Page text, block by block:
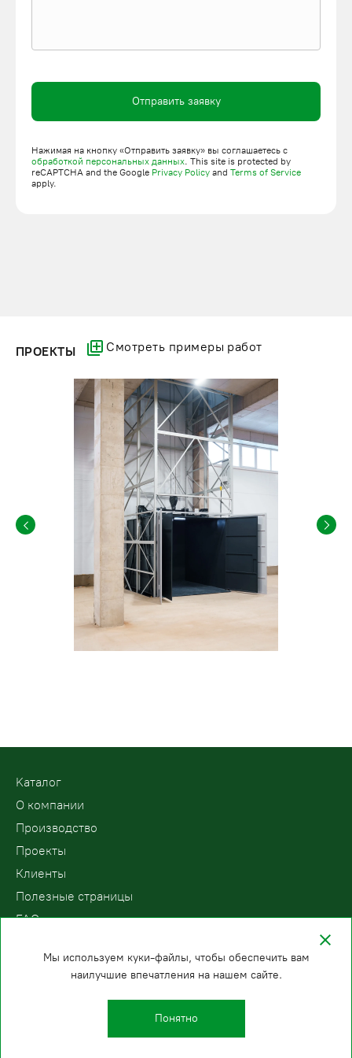
Отправить заявку
Нажимая на кнопку «Отправить заявку» вы соглашаетесь с
обработкой персональных данных. This site is protected by
reCAPTCHA and the Google Privacy Policy and Terms of Service
apply.
ПРОЕКТЫ Смотреть примеры работ
Kаталог
О компании
Производство
Проекты
Клиенты
Полезные страницы
FAQ
8 (800) 200-78-15
E-mail:
Мы используем куки-файлы, чтобы обеспечить вам
наилучшие впечатления на нашем сайте.
Понятно